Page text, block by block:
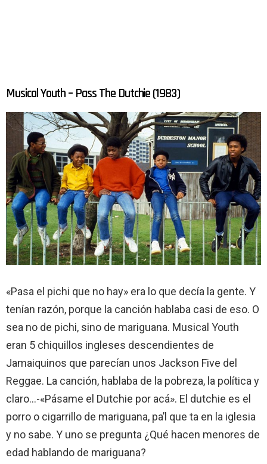
Musical Youth – Pass The Dutchie (1983)
«Pasa el pichi que no hay» era lo que decía la gente. Y
tenían razón, porque la canción hablaba casi de eso. O
sea no de pichi, sino de mariguana. Musical Youth
eran 5 chiquillos ingleses descendientes de
Jamaiquinos que parecían unos Jackson Five del
Reggae. La canción, hablaba de la pobreza, la política y
claro…-«Pásame el Dutchie por acá». El dutchie es el
porro o cigarrillo de mariguana, pa’l que ta en la iglesia
y no sabe. Y uno se pregunta ¿Qué hacen menores de
edad hablando de mariguana?